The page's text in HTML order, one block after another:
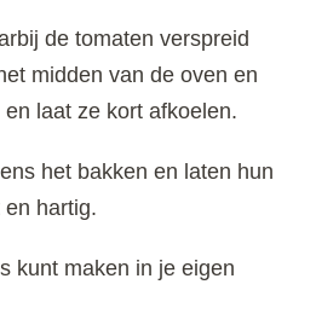
de tomaten verspreid
midden van de oven en
laat ze kort afkoelen.
het bakken en laten hun
hartig.
kunt maken in je eigen